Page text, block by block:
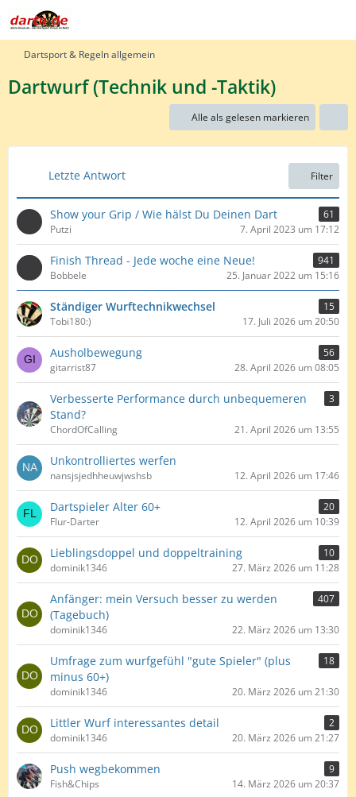
Dartsport & Regeln allgemein
Dartwurf (Technik und -Taktik)
Alle als gelesen markieren
Letzte Antwort Filter
Show your Grip / Wie hälst Du Deinen Dart
61
Putzi
7. April 2023 um 17:12
Finish Thread - Jede woche eine Neue!
941
Bobbele
25. Januar 2022 um 15:16
Ständiger Wurftechnikwechsel
15
Tobi180:)
17. Juli 2026 um 20:50
Ausholbewegung
56
gitarrist87
28. April 2026 um 08:05
Verbesserte Performance durch unbequemeren
Stand?
3
ChordOfCalling 21. April 2026 um 13:55
Unkontrolliertes werfen
nansjsjedhheuwjwshsb 12. April 2026 um 17:46
Dartspieler Alter 60+
20
Flur-Darter
12. April 2026 um 10:39
Lieblingsdoppel und doppeltraining
10
dominik1346
27. März 2026 um 11:28
Anfänger: mein Versuch besser zu werden
(Tagebuch)
407
dominik1346 22. März 2026 um 13:30
Umfrage zum wurfgefühl "gute Spieler" (plus
minus 60+)
18
dominik1346 20. März 2026 um 21:30
Littler Wurf interessantes detail
2
dominik1346
20. März 2026 um 21:27
Push wegbekommen
9
Fish&Chips
14. März 2026 um 20:37